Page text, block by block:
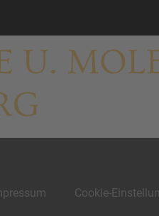
U.
Cookie-